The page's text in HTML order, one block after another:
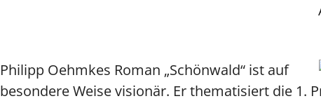
Philipp Oehmkes Roman „Schönwald“ ist auf
besondere Weise visionär. Er thematisiert die 1.